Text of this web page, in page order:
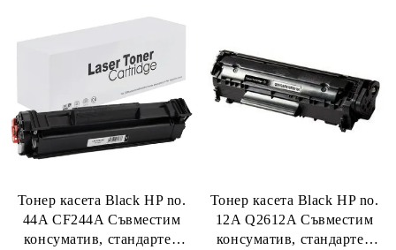
Тонер касета Black HP no.
44A CF244A Съвместим
консуматив, стандартен
Тонер касета Black HP no.
12A Q2612A Съвместим
консуматив, стандартен